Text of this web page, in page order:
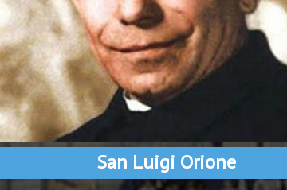
San Luigi Orione